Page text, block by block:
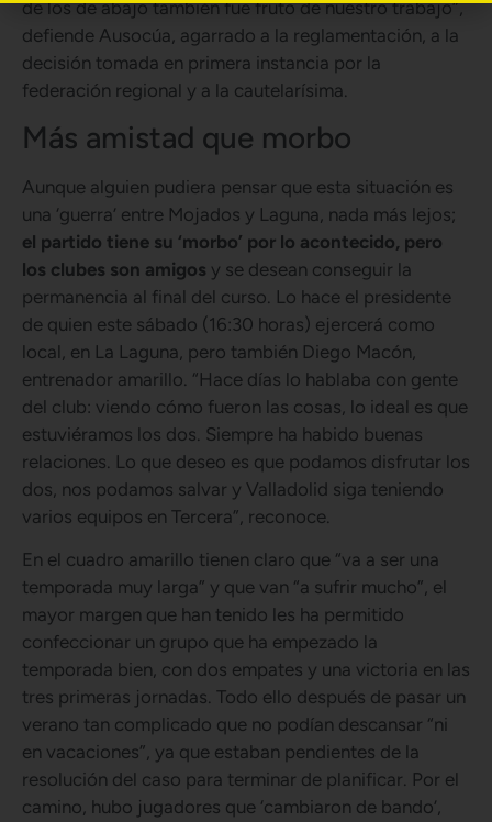
de los de abajo también fue fruto de nuestro trabajo”,
defiende Ausocúa, agarrado a la reglamentación, a la
decisión tomada en primera instancia por la
federación regional y a la cautelarísima.
Más amistad que morbo
Aunque alguien pudiera pensar que esta situación es
una ‘guerra’ entre Mojados y Laguna, nada más lejos;
el partido tiene su ‘morbo’ por lo acontecido, pero
los clubes son amigos y se desean conseguir la
permanencia al final del curso. Lo hace el presidente
de quien este sábado (16:30 horas) ejercerá como
local, en La Laguna, pero también Diego Macón,
entrenador amarillo. “Hace días lo hablaba con gente
del club: viendo cómo fueron las cosas, lo ideal es que
estuviéramos los dos. Siempre ha habido buenas
relaciones. Lo que deseo es que podamos disfrutar los
dos, nos podamos salvar y Valladolid siga teniendo
varios equipos en Tercera”, reconoce.
En el cuadro amarillo tienen claro que “va a ser una
temporada muy larga” y que van “a sufrir mucho”, el
mayor margen que han tenido les ha permitido
confeccionar un grupo que ha empezado la
temporada bien, con dos empates y una victoria en las
tres primeras jornadas. Todo ello después de pasar un
verano tan complicado que no podían descansar “ni
en vacaciones”, ya que estaban pendientes de la
resolución del caso para terminar de planificar. Por el
camino, hubo jugadores que ‘cambiaron de bando’,